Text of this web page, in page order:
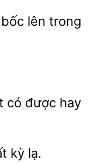
bốc lên trong
có được hay